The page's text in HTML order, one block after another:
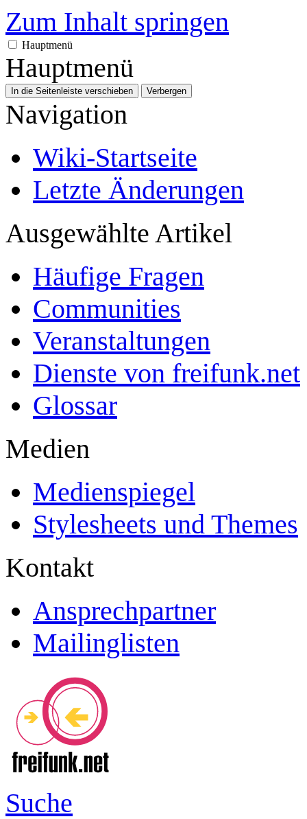
Zum Inhalt springen
Hauptmenü
Hauptmenü
In die Seitenleiste verschieben Verbergen
Navigation
Wiki-Startseite
Letzte Änderungen
Ausgewählte Artikel
Häufige Fragen
Communities
Veranstaltungen
Dienste von freifunk.net
Glossar
Medien
Medienspiegel
Stylesheets und Themes
Kontakt
Ansprechpartner
Mailinglisten
Suche